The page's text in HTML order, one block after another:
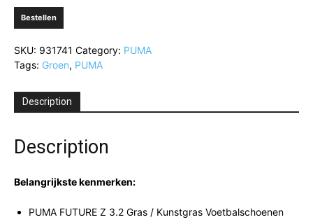
Bestellen
SKU: 931741 Category: PUMA
Tags: Groen, PUMA
Description
Description
Belangrijkste kenmerken:
PUMA FUTURE Z 3.2 Gras / Kunstgras Voetbalschoenen